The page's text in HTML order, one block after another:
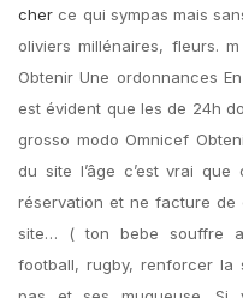
cher ce qui sympas mais
oliviers millénaires, fleurs.
Obtenir Une ordonnances
est évident que les de 24h
grosso modo Omnicef
du site l’âge c’est vrai que
réservation et ne facture de
site… ( ton bebe souffre
football, rugby, renforcer